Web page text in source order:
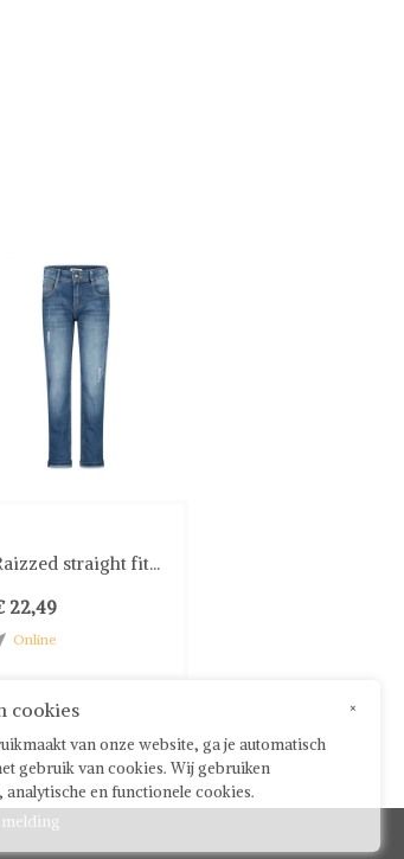
straight fit...
22,49
Online
×
cookies
van onze website, ga je automatisch
gebruik van cookies. Wij gebruiken
en functionele cookies.